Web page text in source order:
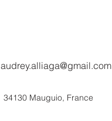
audrey.alliaga@gmail.com
34130 Mauguio, France